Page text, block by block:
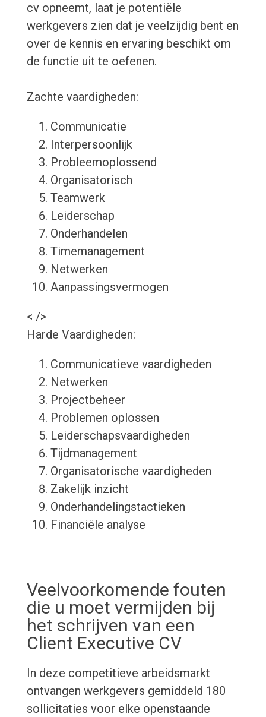
cv opneemt, laat je potentiële
werkgevers zien dat je veelzijdig bent en
over de kennis en ervaring beschikt om
de functie uit te oefenen.
Zachte vaardigheden:
Communicatie
Interpersoonlijk
Probleemoplossend
Organisatorisch
Teamwerk
Leiderschap
Onderhandelen
Timemanagement
Netwerken
Aanpassingsvermogen
< />
Harde Vaardigheden:
Communicatieve vaardigheden
Netwerken
Projectbeheer
Problemen oplossen
Leiderschapsvaardigheden
Tijdmanagement
Organisatorische vaardigheden
Zakelijk inzicht
Onderhandelingstactieken
Financiële analyse
Veelvoorkomende fouten
die u moet vermijden bij
het schrijven van een
Client Executive CV
In deze competitieve arbeidsmarkt
ontvangen werkgevers gemiddeld 180
sollicitaties voor elke openstaande